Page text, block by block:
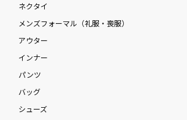
ネクタイ
メンズフォーマル（礼服・喪服）
アウター
インナー
パンツ
バッグ
シューズ